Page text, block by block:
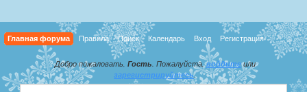
Главная форума Правила Поиск Календарь Вход Регистрация
Добро пожаловать, Гость . Пожалуйста,войдитеили
зарегистрируйтесь.